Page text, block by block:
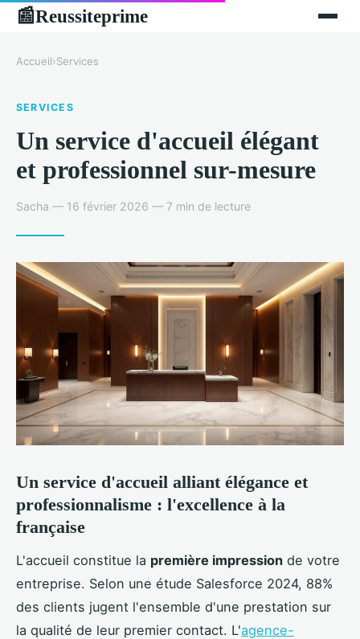
📰Reussiteprime
Accueil›Services
SERVICES
Un service d'accueil élégant
et professionnel sur-mesure
Sacha — 16 février 2026 — 7 min de lecture
Un service d'accueil alliant élégance et
professionnalisme : l'excellence à la
française
L'accueil constitue la première impression de votre
entreprise. Selon une étude Salesforce 2024, 88%
des clients jugent l'ensemble d'une prestation sur
la qualité de leur premier contact. L'agence-